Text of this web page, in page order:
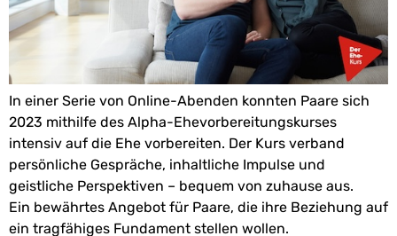
In einer Serie von Online-Abenden konnten Paare sich
2023 mithilfe des Alpha-Ehevorbereitungskurses
intensiv auf die Ehe vorbereiten. Der Kurs verband
persönliche Gespräche, inhaltliche Impulse und
geistliche Perspektiven – bequem von zuhause aus.
Ein bewährtes Angebot für Paare, die ihre Beziehung auf
ein tragfähiges Fundament stellen wollen.